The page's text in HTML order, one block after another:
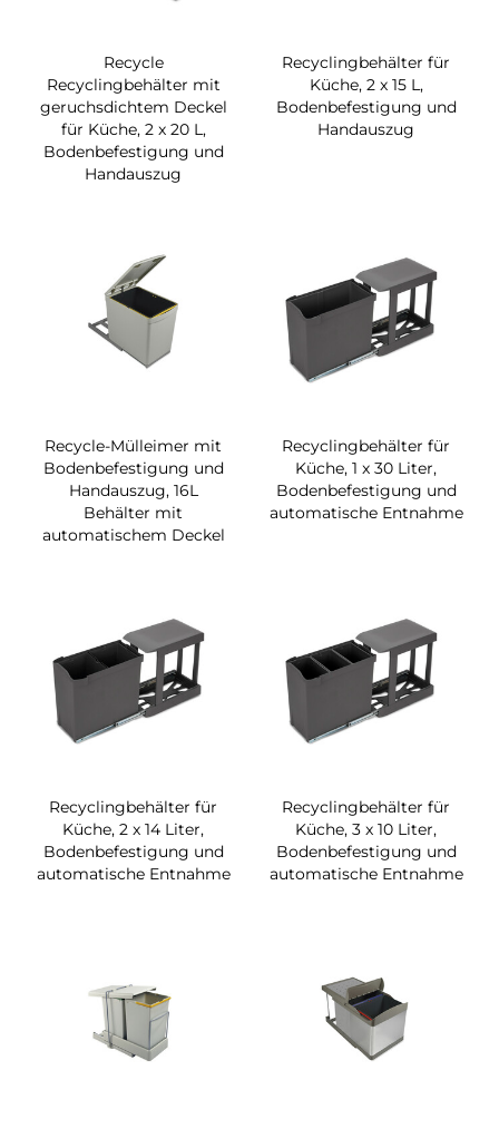
Recycle
Recyclingbehälter mit
geruchsdichtem Deckel
für Küche, 2 x 20 L,
Bodenbefestigung und
Handauszug
Recyclingbehälter für
Küche, 2 x 15 L,
Bodenbefestigung und
Handauszug
Recycle-Mülleimer mit
Bodenbefestigung und
Handauszug, 16L
Behälter mit
automatischem Deckel
Recyclingbehälter für
Küche, 1 x 30 Liter,
Bodenbefestigung und
automatische Entnahme
Recyclingbehälter für
Küche, 2 x 14 Liter,
Bodenbefestigung und
automatische Entnahme
Recyclingbehälter für
Küche, 3 x 10 Liter,
Bodenbefestigung und
automatische Entnahme